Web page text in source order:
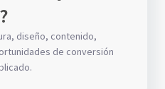
diseño, contenido,
de conversión